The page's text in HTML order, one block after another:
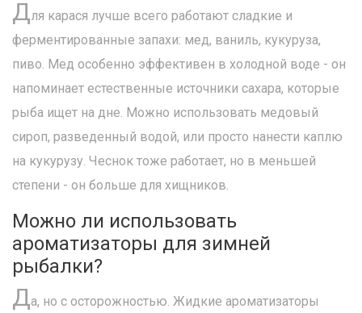
Для карася лучше всего работают сладкие и
ферментированные запахи: мед, ваниль, кукуруза,
пиво. Мед особенно эффективен в холодной воде - он
напоминает естественные источники сахара, которые
рыба ищет на дне. Можно использовать медовый
сироп, разведенный водой, или просто нанести каплю
на кукурузу. Чеснок тоже работает, но в меньшей
степени - он больше для хищников.
Можно ли использовать
ароматизаторы для зимней
рыбалки?
Да, но с осторожностью. Жидкие ароматизаторы